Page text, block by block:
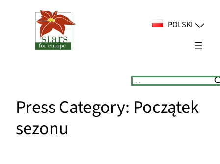
POLSKI
Suchen
Press Category: Początek
sezonu